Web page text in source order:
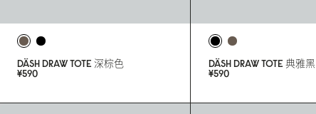
DÄSH DRAW TOTE 深棕色
¥590
DÄSH DRAW TOTE典雅黑
¥590